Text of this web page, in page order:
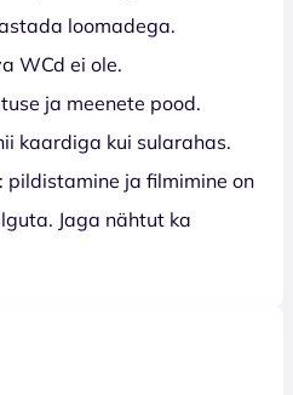
loomadega.
WCd ei ole.
ja meenete pood.
kaardiga kui sularahas.
pildistamine ja filmimine on
Jaga nähtut ka